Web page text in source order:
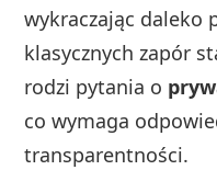
wykraczając daleko
klasycznych zapór
rodzi pytania o
co wymaga
transparentności.